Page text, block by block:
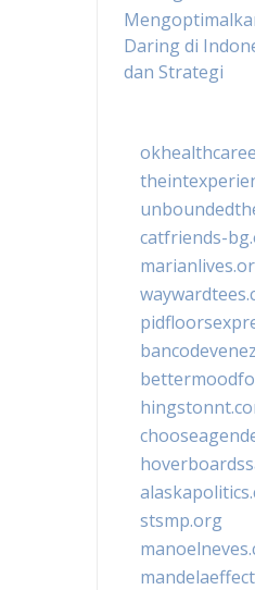
Daring di
dan Strategi
catfriends-
stsmp.org